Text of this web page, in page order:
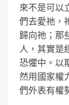
來不是可以
們去愛祂，
歸向祂；那
人，其實是
恐懼中。以
然用國家權
們外表有權